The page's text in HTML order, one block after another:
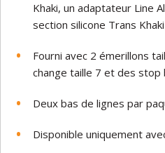
Khaki, un adaptateur Line
section silicone Trans
Fourni avec 2 émerillons
change taille 7 et des
Deux bas de lignes par
Disponible uniquement